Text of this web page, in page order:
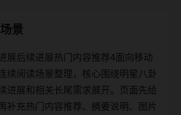
景
展后续进展热门内容推荐4面向移动
续阅读场景整理，核心围绕明星八卦
进展和相关长尾需求展开。页面先给
补充热门内容推荐、摘要说明、图片